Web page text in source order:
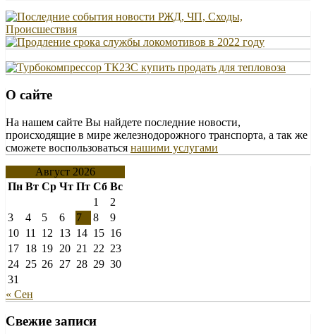
О сайте
На нашем сайте Вы найдете последние новости,
происходящие в мире железнодорожного транспорта, а так же
сможете воспользоваться нашими услугами
Август 2026
Пн Вт Ср Чт Пт Сб Вс
1
2
3
4 5 6 7 8
9
10 11 12 13 14 15 16
17 18 19 20 21 22 23
24 25 26 27 28 29 30
31
« Сен
Свежие записи